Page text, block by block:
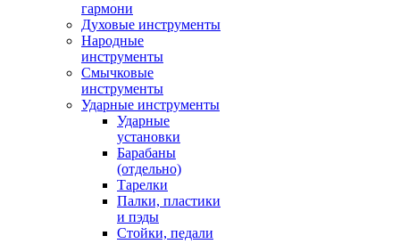
гармони
Духовые инструменты
Народные
инструменты
Смычковые
инструменты
Ударные инструменты
Ударные
установки
Барабаны
(отдельно)
Тарелки
Палки, пластики
и пэды
Стойки, педали